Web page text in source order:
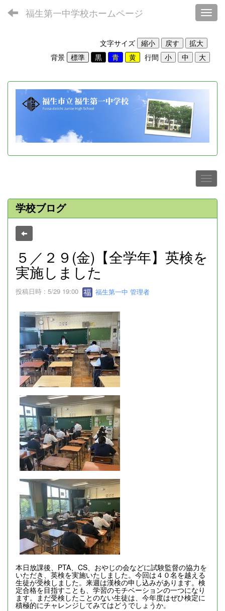
福生第一中学校ホームページ
文字サイズ
背景
行間
学校ブログ
５／２９(金)【全学年】英検を
実施しました
投稿日時 : 5/29 19:00 福生第一中 管理者
本日放課後、PTA、CS、おやじの会などに試験監督の協力を
いただき、英検を実施いたしました。今回は４０名を越える
生徒が受検しました。来週は漢検の申し込みがあります。検
定合格を目指すことも、学習のモチベーションの一つになり
ます。まだ受検したことのない生徒は、今年度はぜひ検定に
積極的にチャレンジしてみてはどうでしょうか。